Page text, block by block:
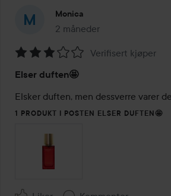
Monica
2 måneder
Innlegget ble opprettet 2
3
av
5
Verifisert kjøper
Elser duften🤩
Elsker duften, men dessverre varer
1 PRODUKT I POSTEN ELSER DUFTEN🤩